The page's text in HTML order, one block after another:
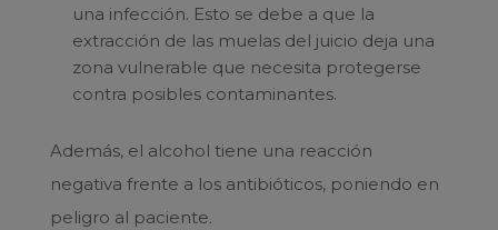
una infección. Esto se debe a que la
extracción de las muelas del juicio deja una
zona vulnerable que necesita protegerse
contra posibles contaminantes.
Además, el alcohol tiene una reacción
negativa frente a los antibióticos, poniendo en
peligro al paciente.